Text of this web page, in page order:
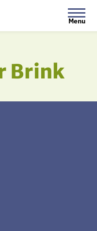
Menu
Brink